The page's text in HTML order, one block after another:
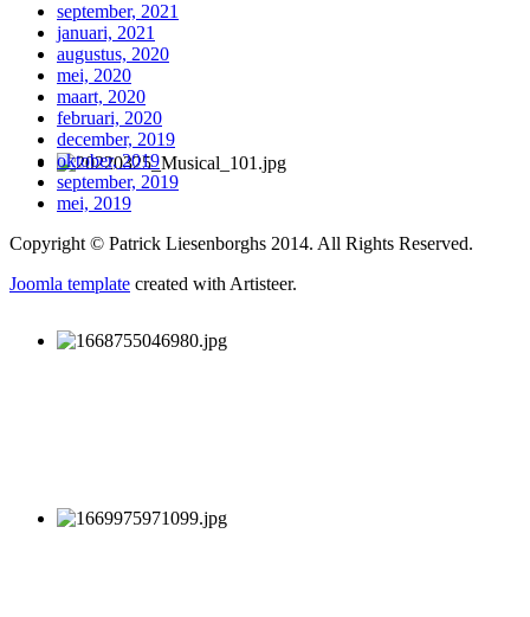
september, 2021
januari, 2021
augustus, 2020
mei, 2020
maart, 2020
februari, 2020
december, 2019
oktober, 2019
september, 2019
mei, 2019
Copyright © Patrick Liesenborghs 2014. All Rights Reserved.
Joomla template created with Artisteer.